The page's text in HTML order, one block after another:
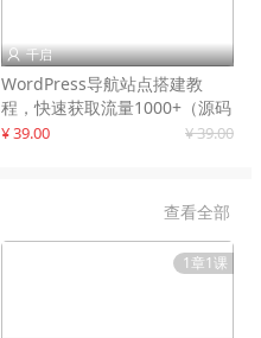
 千启
WordPress导航站点搭建教
程，快速获取流量1000+（源码
+教程）
¥ 39.00 ¥ 39.00
查看全部
1章1课